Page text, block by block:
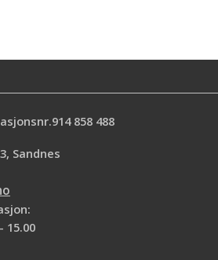
858 488
Sandnes
15.00